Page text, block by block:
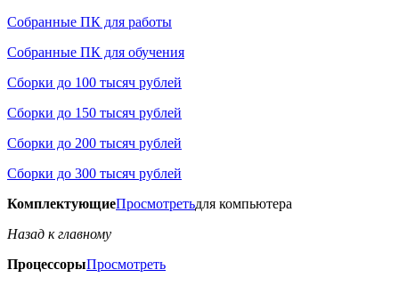
Собранные ПК для работы
Собранные ПК для обучения
Сборки до 100 тысяч рублей
Сборки до 150 тысяч рублей
Сборки до 200 тысяч рублей
Сборки до 300 тысяч рублей
КомплектующиеПросмотретьдля компьютера
Назад к главному
ПроцессорыПросмотреть